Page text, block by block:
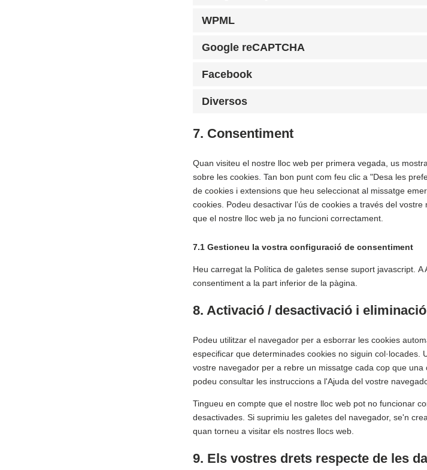
WPML
Google reCAPTCHA
Facebook
Diversos
7. Consentiment
Quan visiteu el nostre lloc web per primera vegada, us
sobre les cookies. Tan bon punt com feu clic a "Desa les
de cookies i extensions que heu seleccionat al missatge
cookies. Podeu desactivar l’ús de cookies a través del
que el nostre lloc web ja no funcioni correctament.
7.1 Gestioneu la vostra configuració de consentiment
Heu carregat la Política de galetes sense suport javascript.
consentiment a la part inferior de la pàgina.
8. Activació / desactivació i
Podeu utilitzar el navegador per a esborrar les cookies
especificar que determinades cookies no siguin
vostre navegador per a rebre un missatge cada cop que una
podeu consultar les instruccions a l'Ajuda del vostre
Tingueu en compte que el nostre lloc web pot no funcionar
desactivades. Si suprimiu les galetes del navegador, se'n
quan torneu a visitar els nostres llocs web.
9. Els vostres drets respecte de les